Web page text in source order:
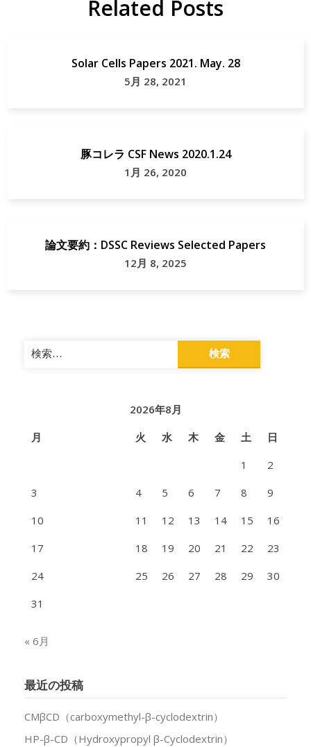
Related Posts
Solar Cells Papers 2021. May. 28
5月 28, 2021
豚コレラ CSF News 2020.1.24
1月 26, 2020
論文要約：DSSC Reviews Selected Papers
12月 8, 2025
検
索:
2026年8月
月
火 水 木 金 土
日
1
2
3
4 5 6 7 8
9
10
11 12 13 14 15
16
17
18 19 20 21 22
23
24
25 26 27 28 29
30
31
« 6月
最近の投稿
CMβCD（carboxymethyl-β-cyclodextrin）
HP-β-CD（Hydroxypropyl β-Cyclodextrin）